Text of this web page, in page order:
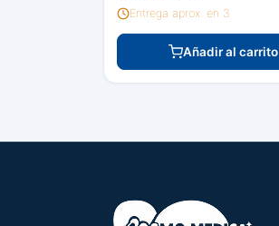
Entrega aprox. en 3
Añadir al carrito